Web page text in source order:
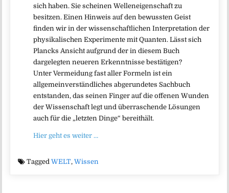
sich haben. Sie scheinen Welleneigenschaft zu
besitzen. Einen Hinweis auf den bewussten Geist
finden wir in der wissenschaftlichen Interpretation der
physikalischen Experimente mit Quanten. Lässt sich
Plancks Ansicht aufgrund der in diesem Buch
dargelegten neueren Erkenntnisse bestätigen?
Unter Vermeidung fast aller Formeln ist ein
allgemeinverständliches abgerundetes Sachbuch
entstanden, das seinen Finger auf die offenen Wunden
der Wissenschaft legt und überraschende Lösungen
auch für die „letzten Dinge“ bereithält.
Hier geht es weiter …
TaggedWELT,Wissen